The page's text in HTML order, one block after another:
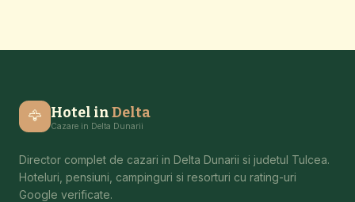
🦅 Hotel inDelta
Cazare in Delta Dunarii
Director complet de cazari in Delta Dunarii si judetul Tulcea.
Hoteluri, pensiuni, campinguri si resorturi cu rating-uri
Google verificate.